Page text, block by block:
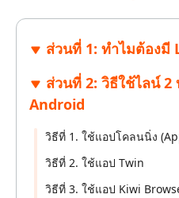
ส่วนที่ 1: ทำไมต้องมี
ส่วนที่ 2: วิธีใช้ไลน์ 2
Android
วิธีที่ 1. ใช้แอปโคลนนิ่ง
วิธีที่ 2. ใช้แอป Twin
วิธีที่ 3. ใช้แอป Kiwi